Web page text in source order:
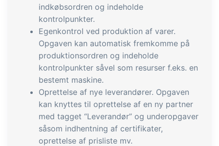
Lav din egen opsætning af dokumenter
og labels, sidevisninger, dataudtræk,
rapporter og indlejrede dashboards!
Connect
Masser af muligheder for automatik og
tilpassede flows via udveksling af filer
og data med andre systemer og
enheder
indkøbsordren og indeholde
kontrolpunkter.
Egenkontrol ved produktion af varer.
Opgaven kan automatisk fremkomme på
produktionsordren og indeholde
kontrolpunkter såvel som resurser f.eks. en
bestemt maskine.
Oprettelse af nye leverandører. Opgaven
kan knyttes til oprettelse af en ny partner
med tagget “Leverandør” og underopgaver
såsom indhentning af certifikater,
oprettelse af prisliste mv.